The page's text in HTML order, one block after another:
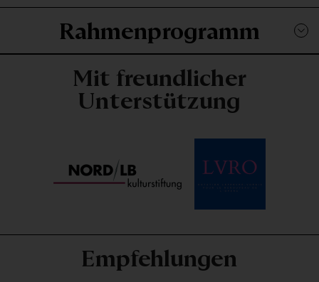
Rahmenprogramm
Mit freundlicher
Unterstützung
Empfehlungen